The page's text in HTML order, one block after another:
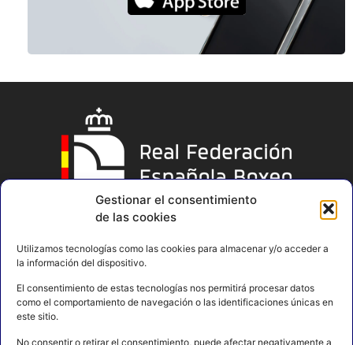
Gestionar el consentimiento
de las cookies
Utilizamos tecnologías como las cookies para almacenar y/o acceder a
la información del dispositivo.
El consentimiento de estas tecnologías nos permitirá procesar datos
como el comportamiento de navegación o las identificaciones únicas en
este sitio.
No consentir o retirar el consentimiento, puede afectar negativamente a